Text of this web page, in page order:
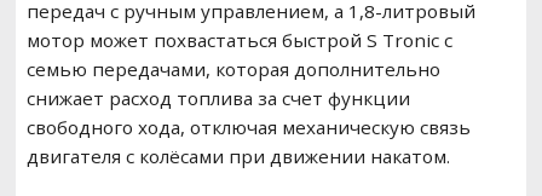
передач с ручным управлением, а 1,8-литровый
мотор может похвастаться быстрой S Tronic с
семью передачами, которая дополнительно
снижает расход топлива за счет функции
свободного хода, отключая механическую связь
двигателя с колёсами при движении накатом.